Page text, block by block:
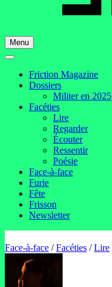
Menu
Friction Magazine
Dossiers
Militer en 2025
Facéties
Lire
Regarder
Écouter
Ressentir
Poésie
Face-à-face
Furie
Fête
Frisson
Newsletter
Face-à-face /Facéties /Lire